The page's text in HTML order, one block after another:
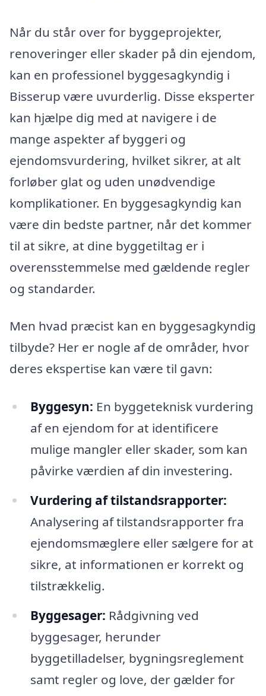
Når du står over for byggeprojekter,
renoveringer eller skader på din ejendom,
kan en professionel byggesagkyndig i
Bisserup være uvurderlig. Disse eksperter
kan hjælpe dig med at navigere i de
mange aspekter af byggeri og
ejendomsvurdering, hvilket sikrer, at alt
forløber glat og uden unødvendige
komplikationer. En byggesagkyndig kan
være din bedste partner, når det kommer
til at sikre, at dine byggetiltag er i
overensstemmelse med gældende regler
og standarder.
Men hvad præcist kan en byggesagkyndig
tilbyde? Her er nogle af de områder, hvor
deres ekspertise kan være til gavn:
Byggesyn: En byggeteknisk vurdering
af en ejendom for at identificere
mulige mangler eller skader, som kan
påvirke værdien af din investering.
Vurdering af tilstandsrapporter:
Analysering af tilstandsrapporter fra
ejendomsmæglere eller sælgere for at
sikre, at informationen er korrekt og
tilstrækkelig.
Byggesager: Rådgivning ved
byggesager, herunder
byggetilladelser, bygningsreglement
samt regler og love, der gælder for